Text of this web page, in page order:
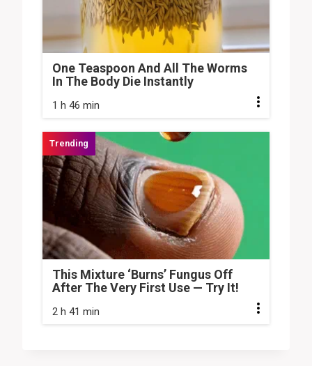
One Teaspoon And All The Worms
In The Body Die Instantly
1 h 46 min
This Mixture ‘Burns’ Fungus Off
After The Very First Use — Try It!
2 h 41 min